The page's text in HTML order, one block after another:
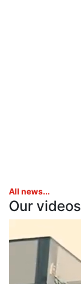
All news...
Our videos